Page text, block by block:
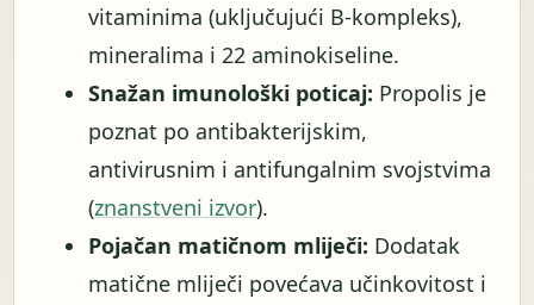
vitaminima (uključujući B-kompleks),
mineralima i 22 aminokiseline.
Snažan imunološki poticaj: Propolis je
poznat po antibakterijskim,
antivirusnim i antifungalnim svojstvima
(znanstveni izvor).
Pojačan matičnom mliječi: Dodatak
matične mliječi povećava učinkovitost i